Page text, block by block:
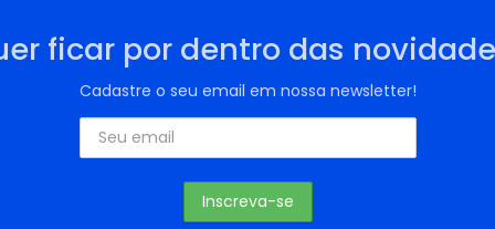
ficar por dentro das
Cadastre o seu email em nossa newsletter!